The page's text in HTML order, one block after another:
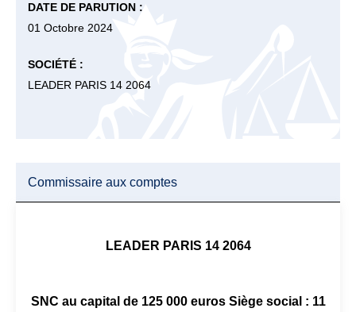
DATE DE PARUTION :
01 Octobre 2024
SOCIÉTÉ :
LEADER PARIS 14 2064
Commissaire aux comptes
LEADER PARIS 14 2064
SNC au capital de 125 000 euros Siège social : 11